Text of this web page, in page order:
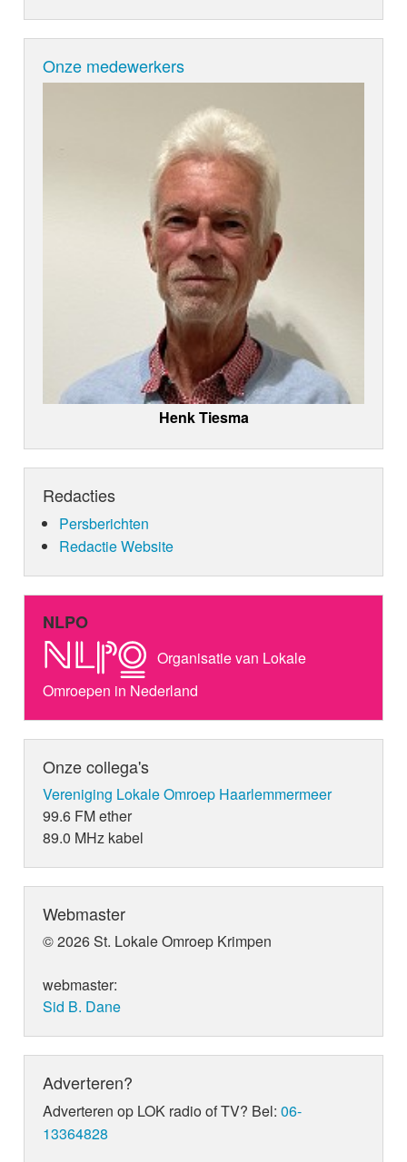
Onze medewerkers
Henk Tiesma
Redacties
Persberichten
Redactie Website
NLPO
Organisatie van Lokale
Omroepen in Nederland
Onze collega's
Vereniging Lokale Omroep Haarlemmermeer
99.6 FM ether
89.0 MHz kabel
Webmaster
© 2026 St. Lokale Omroep Krimpen
webmaster:
Sid B. Dane
Adverteren?
Adverteren op LOK radio of TV? Bel:06-
13364828